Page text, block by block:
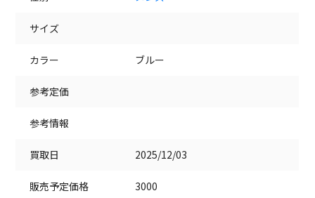
サイズ
カラー ブルー
参考定価
参考情報
買取日 2025/12/03
販売予定価格 3000